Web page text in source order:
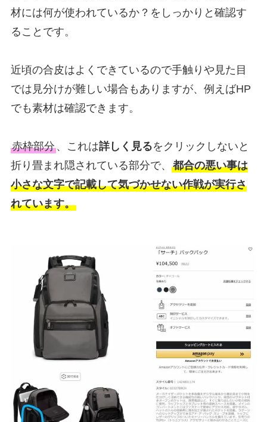
材には何が使われているか？をしっかりと確認す
ることです。
近頃の合皮はよくできているので手触りや見た目
では見分けが難しい場合もありますが、例えばHP
でも素材は確認できます。
赤枠部分、これは詳しく見るをクリックしないと
折り畳まれ隠されている部分で、 都合の悪い事は
小さな文字で記載して気づかせない作戦が実行さ
れています。